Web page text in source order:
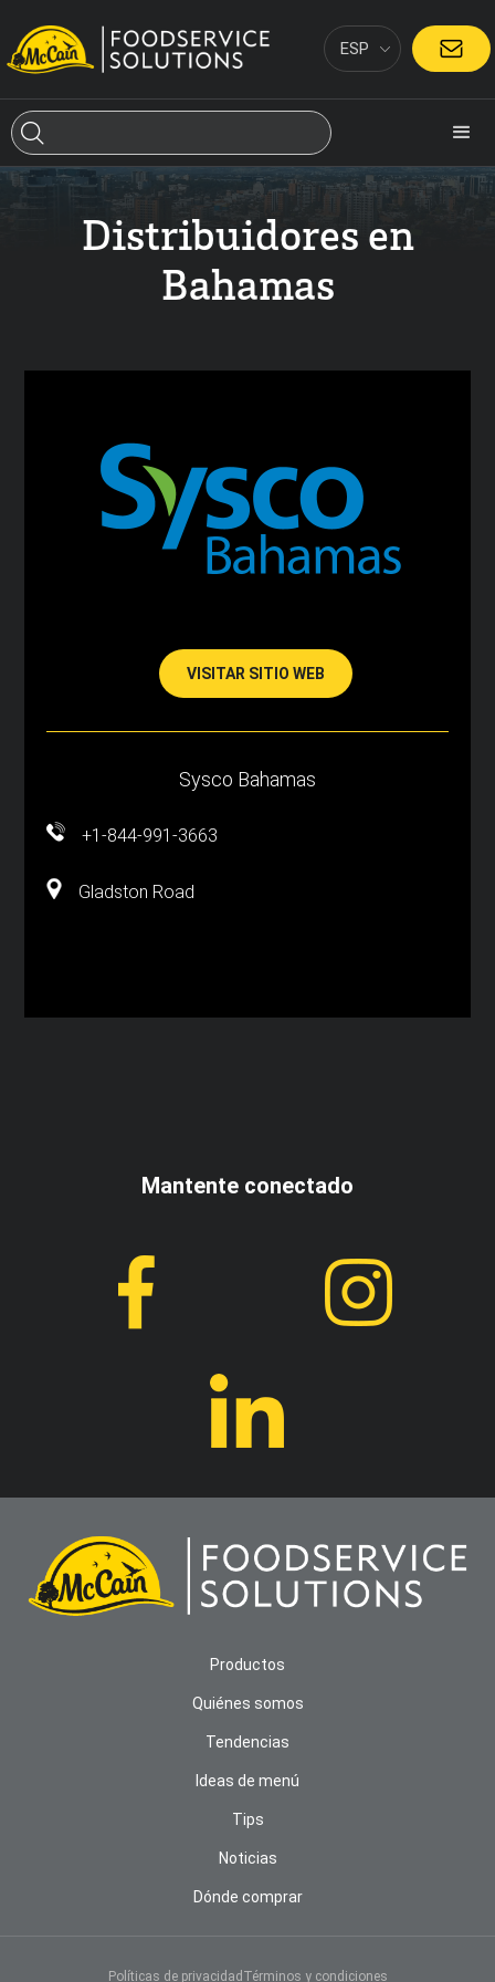
ESP CONTACTO
Distribuidores en
Bahamas
VISITAR SITIO WEB
Sysco Bahamas
+1-844-991-3663
Gladston Road
Mantente conectado
Productos
Quiénes somos
Tendencias
Ideas de menú
Tips
Noticias
Dónde comprar
Políticas de privacidad Términos y condiciones
mejor experiencia en línea. Al continuar utilizando
Acepto los términos y condiciones